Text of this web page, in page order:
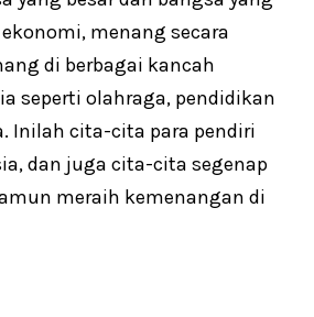
menang secara
di berbagai kancah
seperti olahraga, pendidikan
Inilah cita-cita para pendiri
dan juga cita-cita segenap
meraih kemenangan di